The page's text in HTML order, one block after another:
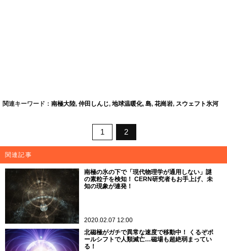
関連キーワード： 南極大陸, 仲田しんじ, 地球温暖化, 島, 花崗岩, スウェフト氷河
1 2
関連記事
南極の氷の下で「現代物理学が通用しない」謎
の素粒子を検知！ CERN研究者もお手上げ、未
知の現象が連発！
2020.02.07 12:00
北磁極がガチで異常な速度で移動中！ くるぞポ
ールシフトで人類滅亡…磁場も超絶弱まってい
る！